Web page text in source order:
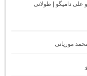
از دیجی رهام و علی دامیگو | طولانی